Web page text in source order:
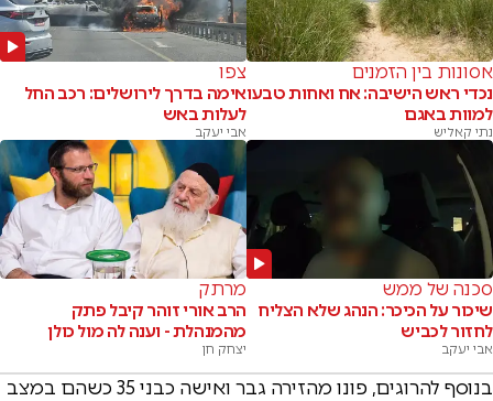
אסונות בין הזמנים
נכדי ראש הישיבה: אח ואחות טבעו
למוות באגם
נתי קאליש
צפו
אימה בדרך לירושלים: רכב החל
לעלות באש
אבי יעקב
סכנה של ממש
שיכור על הכיכר: הנהג שלא הצליח
לחזור לכביש
אבי יעקב
מרתק
הרב אורי זוהר קיבל פתק
מהמנהלת - וענה לה מול כולן
יצחק חן
בנוסף להרוגים, פונו מהזירה גבר ואישה כבני 35 כשהם במצב